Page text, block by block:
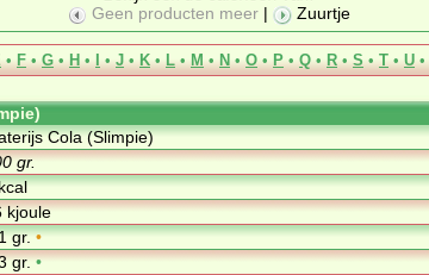
Geen producten meer | Zuurtje
• F • G • H • I • J • K • L • M • N • O • P • Q • R • S • T • U •
Cola (Slimpie)
gr.
kjoule
gr.•
gr.•